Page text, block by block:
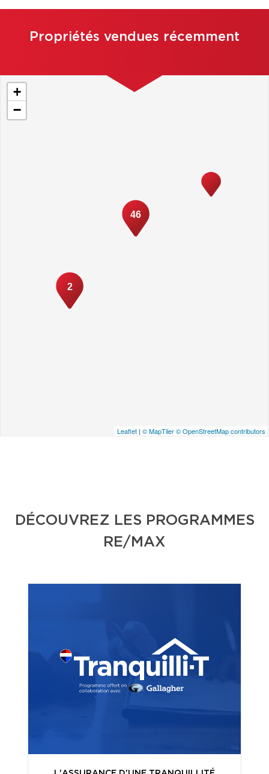
Propriétés vendues récemment
2
46
+
−
Leaflet | © MapTiler© OpenStreetMap contributors
DÉCOUVREZ LES PROGRAMMES
RE/MAX